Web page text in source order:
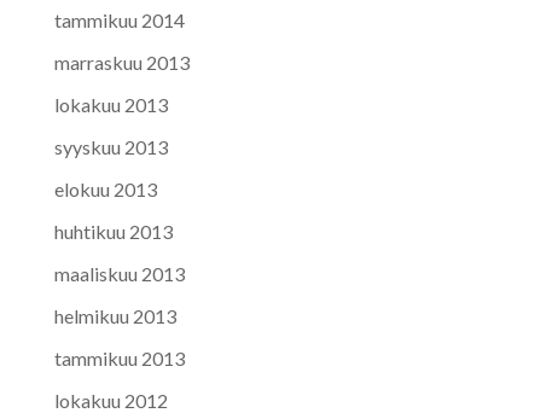
tammikuu 2014
marraskuu 2013
lokakuu 2013
syyskuu 2013
elokuu 2013
huhtikuu 2013
maaliskuu 2013
helmikuu 2013
tammikuu 2013
lokakuu 2012